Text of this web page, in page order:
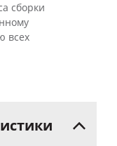
сборки
всех